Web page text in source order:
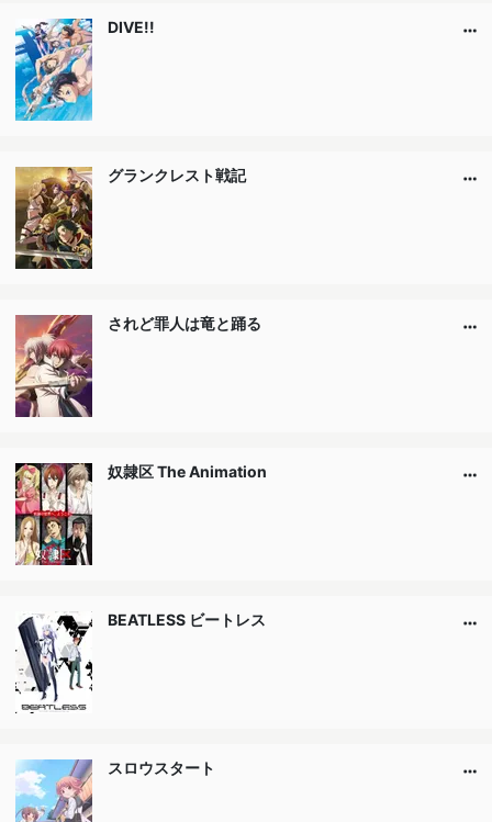
DIVE!!
グランクレスト戦記
されど罪人は竜と踊る
奴隷区 The Animation
BEATLESS ビートレス
スロウスタート